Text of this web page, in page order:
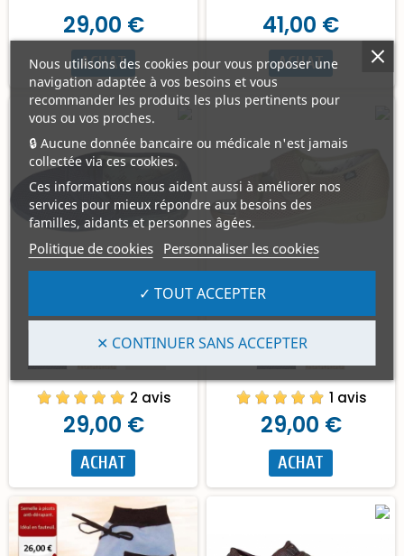
29,00 €
ACHAT
41,00 €
ACHAT
Chaussure JF 10
+1
2 avis
29,00 €
ACHAT
Chaussure JF8
1 avis
29,00 €
ACHAT
Nous utilisons des cookies pour vous proposer une
navigation adaptée à vos besoins et vous
recommander les produits les plus pertinents pour
vous ou vos proches.
🔒 Aucune donnée bancaire ou médicale n'est jamais
collectée via ces cookies.
Ces informations nous aident aussi à améliorer nos
services pour mieux répondre aux besoins des
familles, aidants et personnes âgées.
Politique de cookies Personnaliser les cookies
✕ CONTINUER SANS ACCEPTER
✓ TOUT ACCEPTER